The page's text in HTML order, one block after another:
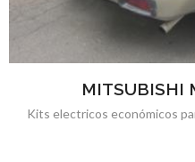
MITSUBISHI
Kits electricos económicos